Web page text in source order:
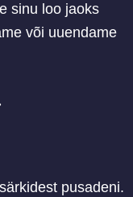
sinu loo jaoks
või uuendame
pusadeni.